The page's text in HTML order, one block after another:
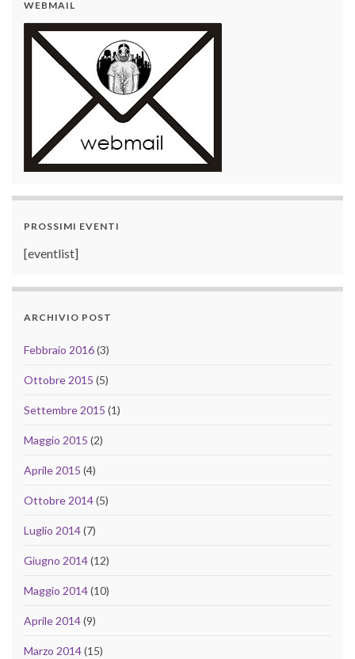
WEBMAIL
PROSSIMI EVENTI
[eventlist]
ARCHIVIO POST
Febbraio 2016(3)
Ottobre 2015 (5)
Settembre 2015 (1)
Maggio 2015 (2)
Aprile 2015 (4)
Ottobre 2014(5)
Luglio 2014(7)
Giugno 2014(12)
Maggio 2014(10)
Aprile 2014(9)
Marzo 2014(15)